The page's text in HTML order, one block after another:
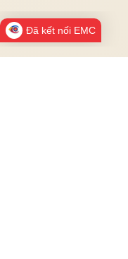
Đã kết nối EMC